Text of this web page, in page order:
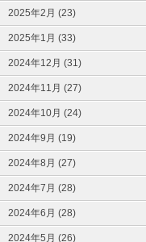
2025年2月 (23)
2025年1月 (33)
2024年12月 (31)
2024年11月 (27)
2024年10月 (24)
2024年9月 (19)
2024年8月 (27)
2024年7月 (28)
2024年6月 (28)
2024年5月 (26)